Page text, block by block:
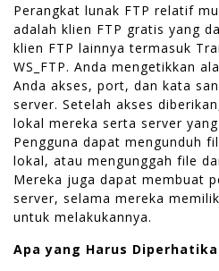
Perangkat lunak FTP relatif
adalah klien FTP gratis yang
klien FTP lainnya termasuk
WS_FTP. Anda mengetikkan
Anda akses, port, dan kata
server. Setelah akses
lokal mereka serta server
Pengguna dapat mengunduh
lokal, atau mengunggah file
Mereka juga dapat membuat
server, selama mereka
untuk melakukannya.
Apa yang Harus